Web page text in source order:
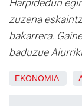
Harpidedun
zuzena
bakarrera.
baduzue
EKONOMIA